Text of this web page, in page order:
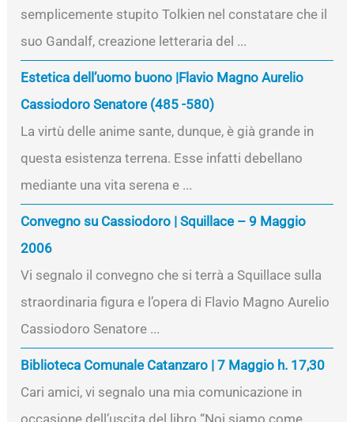
semplicemente stupito Tolkien nel constatare che il
suo Gandalf, creazione letteraria del ...
Estetica dell’uomo buono |Flavio Magno Aurelio
Cassiodoro Senatore (485 -580)
La virtù delle anime sante, dunque, è già grande in
questa esistenza terrena. Esse infatti debellano
mediante una vita serena e ...
Convegno su Cassiodoro | Squillace – 9 Maggio
2006
Vi segnalo il convegno che si terrà a Squillace sulla
straordinaria figura e l’opera di Flavio Magno Aurelio
Cassiodoro Senatore ...
Biblioteca Comunale Catanzaro | 7 Maggio h. 17,30
Cari amici, vi segnalo una mia comunicazione in